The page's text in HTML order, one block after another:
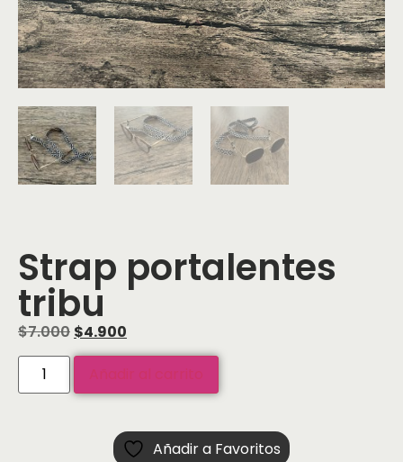
Strap portalentes
tribu
$7.000 $4.900
Añadir a Favoritos